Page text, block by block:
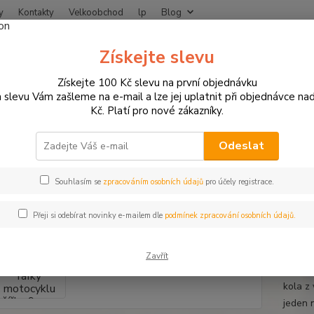
Kontakty Velkoobchod lp Blog
Hledat
Motodoplňky a příslušenství Proužky na ráfky Proužky na ráfky
na ráfky motocyklu šířka
kola z
jeden
Získejte slevu
Získejte 100 Kč slevu na první objednávku
slevu Vám zašleme na e-mail a lze jej uplatnit při objednávce
Kč. Platí pro nové zákazníky.
Odeslat
Souhlasím se zpracováním osobních údajů pro účely registrace.
Přeji si odebírat novinky e-mailem dle podmínek zpracování osobních údajů.
Zavřít